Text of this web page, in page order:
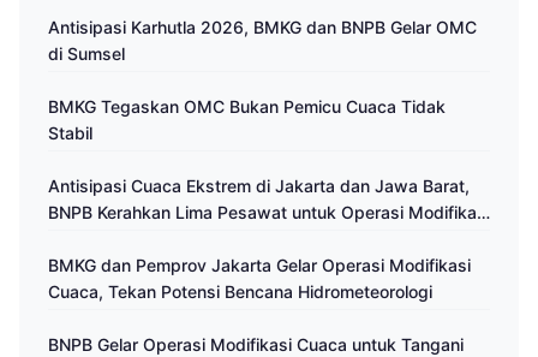
Antisipasi Karhutla 2026, BMKG dan BNPB Gelar OMC
di Sumsel
BMKG Tegaskan OMC Bukan Pemicu Cuaca Tidak
Stabil
Antisipasi Cuaca Ekstrem di Jakarta dan Jawa Barat,
BNPB Kerahkan Lima Pesawat untuk Operasi Modifikasi
BMKG dan Pemprov Jakarta Gelar Operasi Modifikasi
Cuaca, Tekan Potensi Bencana Hidrometeorologi
BNPB Gelar Operasi Modifikasi Cuaca untuk Tangani